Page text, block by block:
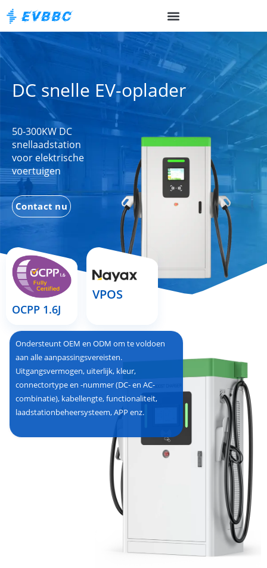
DC snelle EV-oplader
50-300KW DC
snellaadstation
voor elektrische
voertuigen
Contact nu
OCPP 1.6J
VPOS
Ondersteunt OEM en ODM om te voldoen
aan alle aanpassingsvereisten.
Uitgangsvermogen, uiterlijk, kleur,
connectortype en -nummer (DC- en AC-
combinatie), kabellengte, functionaliteit,
laadstationbeheersysteem, APP enz.